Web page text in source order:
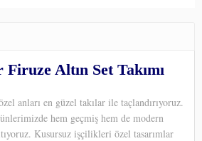
Altın Set Takımı
anları en güzel takılar ile taçlandırıyoruz.
hem geçmiş hem de modern
Kusursuz işçilikleri özel tasarımlar